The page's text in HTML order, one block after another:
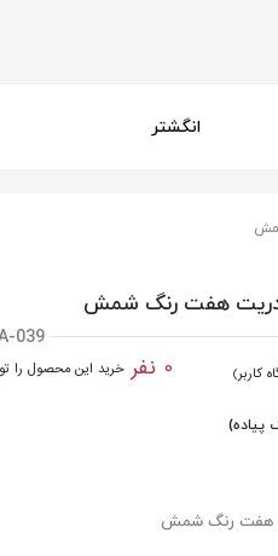
انگشتر
هفت رنگ شمش
039
کاربر) 0 نفر خرید این محصول را
هفت رنگ شمش